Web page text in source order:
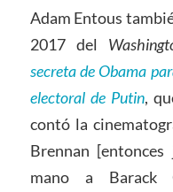
Adam Entous
2017 del
secreta de Obama
electoral de Putin,
contó la
Brennan
mano a Barack